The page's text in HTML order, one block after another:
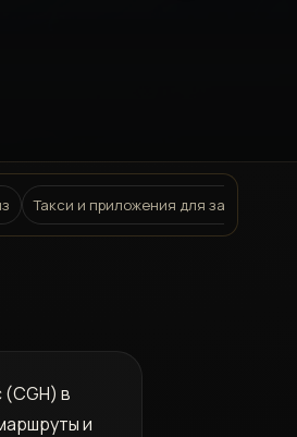
Такси и приложения для заказа
в
и